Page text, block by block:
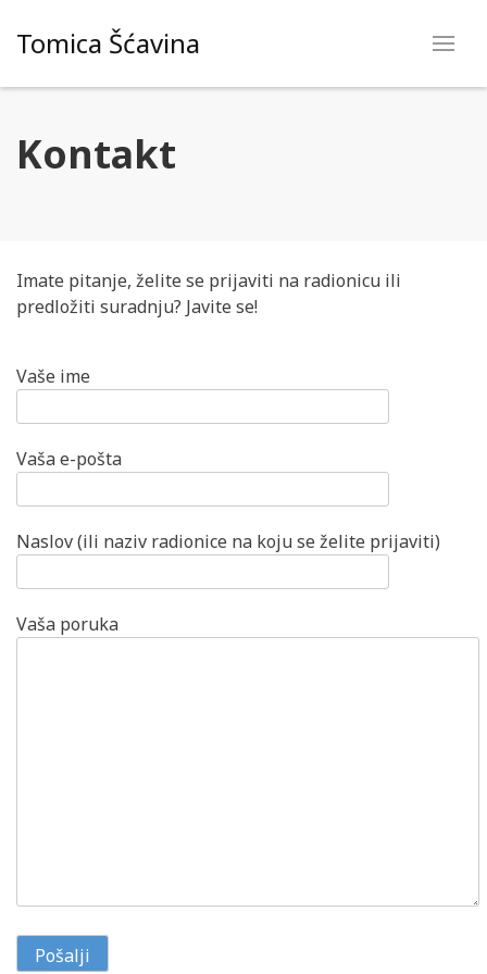
Tomica Šćavina
Kontakt
Imate pitanje, želite se prijaviti na radionicu ili
predložiti suradnju? Javite se!
Vaše ime
Vaša e-pošta
Naslov (ili naziv radionice na koju se želite prijaviti)
Vaša poruka